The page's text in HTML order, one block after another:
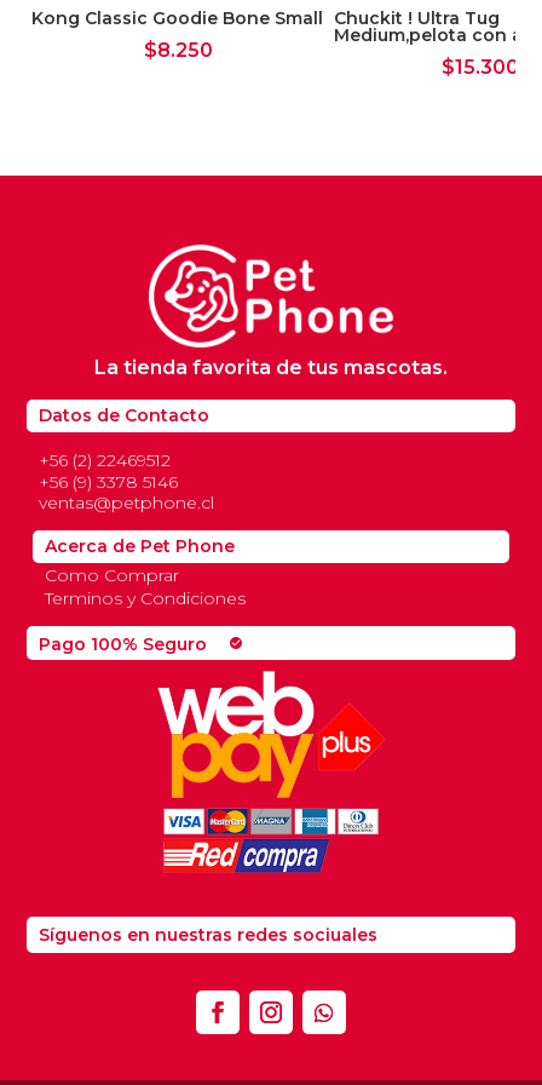
Kong Classic Goodie Bone Small
$8.250
Chuckit ! Ultra Tug
Medium,pelota con
$15.300
Pago 100% Seguro check_circle
Datos de Contacto
+56 (2) 22469512
+56 (9) 3378 5146
ventas@petphone.cl
La tienda favorita de tus mascotas.
Acerca de Pet Phone
Como Comprar
Terminos y Condiciones
Síguenos en nuestras redes sociuales